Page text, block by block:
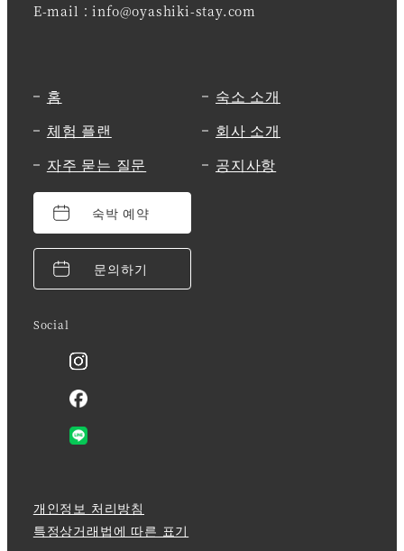
E-mail：info@oyashiki-stay.com
홈
숙소 소개
체험 플랜
회사 소개
자주 묻는 질문
공지사항
숙박 예약
문의하기
Social
개인정보 처리방침
특정상거래법에 따른 표기